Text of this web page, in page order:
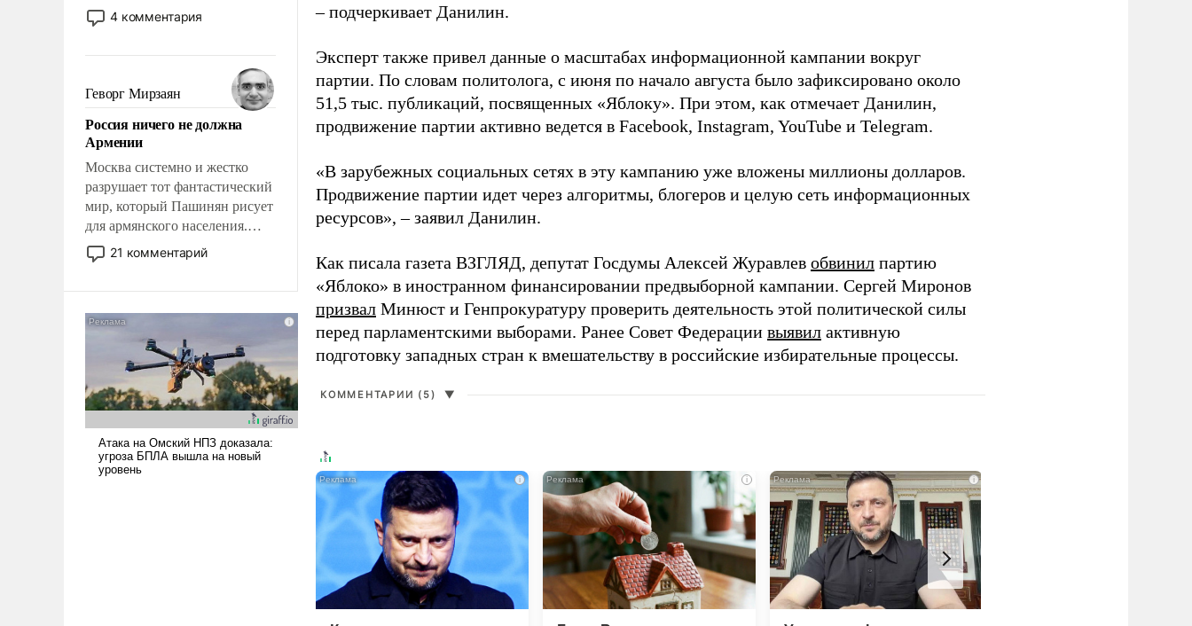
США потребуется более трех
лет. Даже небольшая война с
Сложившаяся ситуация
означает многолетний период
уязвимости США, например,
перед Китаем.
4 комментария
Геворг Мирзаян
Россия ничего не должна
Армении
Москва системно и жестко
разрушает тот фантастический
мир, который Пашинян рисует
для армянского населения.
Мир, где политические
прожекты будут безусловно
налогоплательщиков и где
Еревану за свои поступки не
нужно отвечать.
21 комментарий
– подчеркивает Данилин.
Эксперт также привел данные о масштабах информационной кампании вокруг
партии. По словам политолога, с июня по начало августа было зафиксировано около
51,5 тыс. публикаций, посвященных «Яблоку». При этом, как отмечает Данилин,
продвижение партии активно ведется в Facebook, Instagram, YouTube и Telegram.
«В зарубежных социальных сетях в эту кампанию уже вложены миллионы долларов.
Продвижение партии идет через алгоритмы, блогеров и целую сеть информационных
ресурсов», – заявил Данилин.
Как писала газета ВЗГЛЯД, депутат Госдумы Алексей Журавлев обвинил партию
«Яблоко» в иностранном финансировании предвыборной кампании. Сергей Миронов
призвал Минюст и Генпрокуратуру проверить деятельность этой политической силы
перед парламентскими выборами. Ранее Совет Федерации выявил активную
подготовку западных стран к вмешательству в российские избирательные процессы.
КОММЕНТАРИИ (5) ▼
i i i